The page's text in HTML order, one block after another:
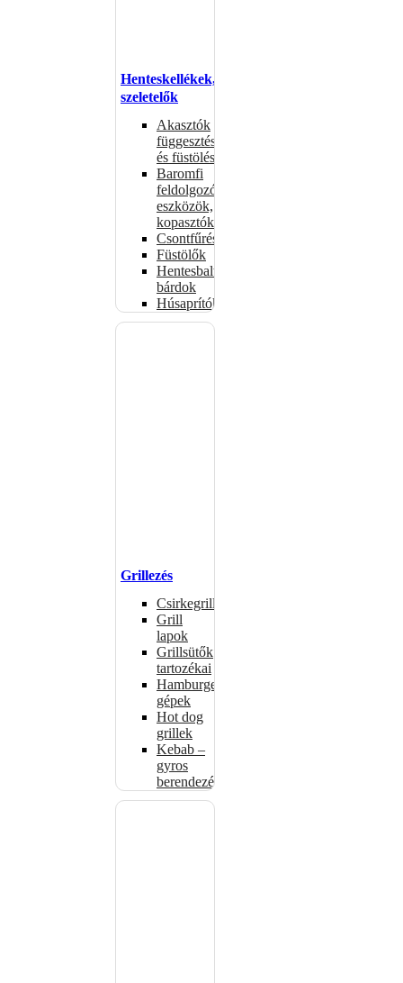
Henteskellékek,
szeletelők
Akasztók
függesztéshez
és füstöléshez
Baromfi
feldolgozó
eszközök,
kopasztók
Csontfűrészek
Füstölők
Hentesbalták,
bárdok
Húsaprítók
Grillezés
Csirkegrillek
Grill
lapok
Grillsütők
tartozékai
Hamburgerformázó
gépek
Hot dog
grillek
Kebab –
gyros
berendezés